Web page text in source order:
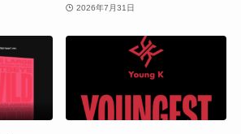
2026年7月31日